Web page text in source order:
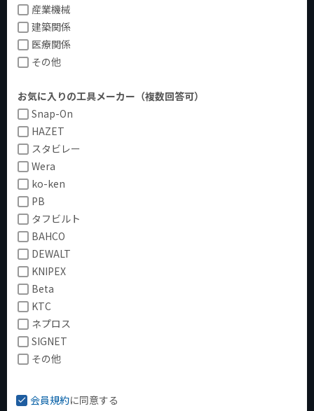
産業機械
建築関係
医療関係
その他
お気に入りの工具メーカー（複数回答可）
Snap-On
HAZET
スタビレー
Wera
ko-ken
PB
タフビルト
BAHCO
DEWALT
KNIPEX
Beta
KTC
ネプロス
SIGNET
その他
会員規約に同意する